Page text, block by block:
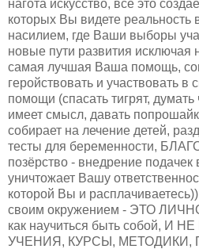
нагота искусство, все это
которых Вы видете реальность
насилием, где Ваши выборы
новые пути развития исключая
самая лучшая Ваша помощь,
геройствовать и участвовать в
помощи (спасать тигрят,
имеет смысл, давать
собирает на лечение детей,
тесты для беременности,
позёрство - внедрение
уничтожает Вашу
которой Вы и
своим окружением - ЭТО
как научиться быть собой, И
УЧЕНИЯ, КУРСЫ, МЕТОДИКИ,